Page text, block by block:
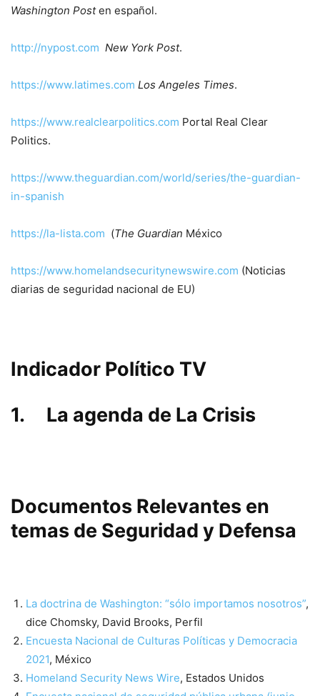
Washington Posten español.
http://nypost.com New York Post.
https://www.latimes.com Los Angeles Times.
https://www.realclearpolitics.com Portal Real Clear
Politics.
https://www.theguardian.com/world/series/the-guardian-
in-spanish
https://la-lista.com (The Guardian México
https://www.homelandsecuritynewswire.com (Noticias
diarias de seguridad nacional de EU)
Indicador Político TV
1. La agenda de La Crisis
Documentos Relevantes en
temas de Seguridad y Defensa
La doctrina de Washington: “sólo importamos nosotros”,
dice Chomsky, David Brooks, Perfil
Encuesta Nacional de Culturas Políticas y Democracia
2021, México
Homeland Security News Wire, Estados Unidos